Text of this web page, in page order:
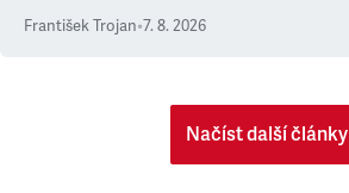
František Trojan•7. 8. 2026
Načíst další články